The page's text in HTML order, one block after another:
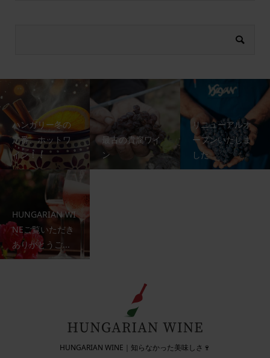
ハンガリー冬の
定番、ホットワ
イン！！
最古の貴腐ワイ
ン
リニューアルオ
ープンいたしま
した
HUNGARIAN WI
NEご覧いただき
ありがとうご...
HUNGARIAN WINE｜知らなかった美味しさ🍷